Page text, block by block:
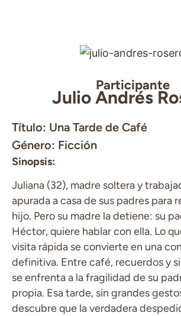
Participante
Julio Andrés
Título: Una Tarde de Café
Género: Ficción
Sinopsis:
Juliana (32), madre soltera y
apurada a casa de sus padres para
hijo. Pero su madre la detiene: su
Héctor, quiere hablar con ella. Lo
visita rápida se convierte en una
definitiva. Entre café, recuerdos y
se enfrenta a la fragilidad de su
propia. Esa tarde, sin grandes
descubre que la verdadera